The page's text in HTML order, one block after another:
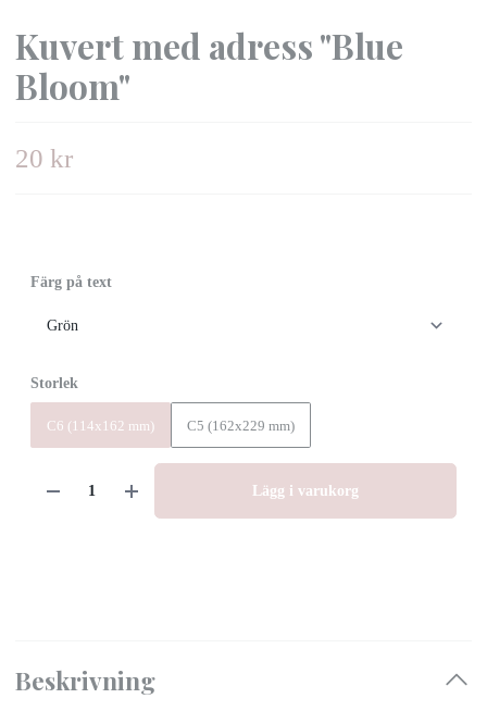
Kuvert med adress "Blue
Bloom"
20 kr
Färg på text
Storlek
C6 (114x162 mm) C5 (162x229 mm)
Lägg i varukorg
Beskrivning